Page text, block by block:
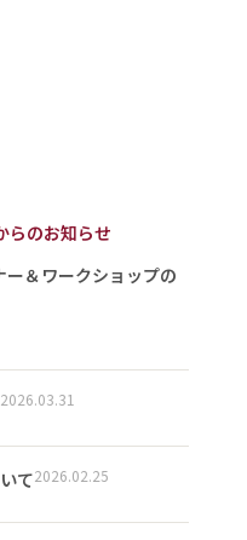
らのお知らせ
＆ワークショップの
2026.03.31
て2026.02.25